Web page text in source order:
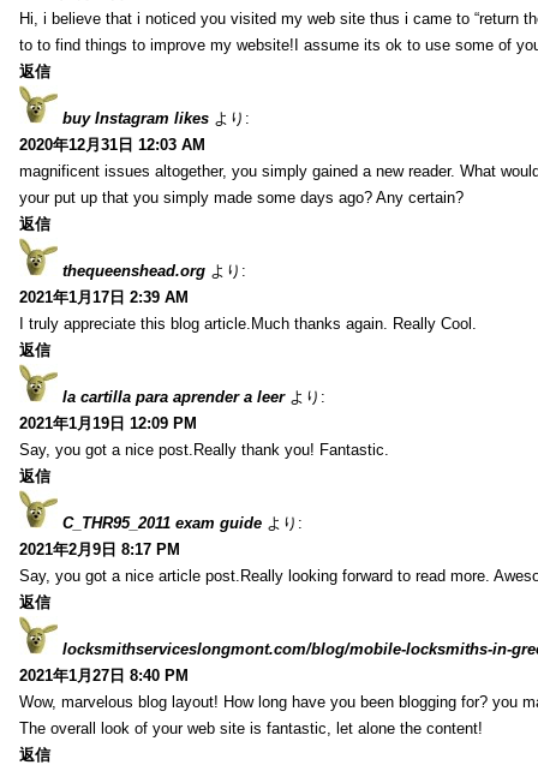
Hi, i believe that i noticed you visited my web site thus i came to “return
to to find things to improve my website!I assume its ok to use some of
返信
buy Instagram likes より:
2020年12月31日 12:03 AM
magnificent issues altogether, you simply gained a new reader. What
your put up that you simply made some days ago? Any certain?
返信
thequeenshead.org より:
2021年1月17日 2:39 AM
I truly appreciate this blog article.Much thanks again. Really Cool.
返信
la cartilla para aprender a leer より:
2021年1月19日 12:09 PM
Say, you got a nice post.Really thank you! Fantastic.
返信
C_THR95_2011 exam guide より:
2021年2月9日 8:17 PM
Say, you got a nice article post.Really looking forward to read more.
返信
locksmithserviceslongmont.com/blog/mobile-locksmiths-in-
2021年1月27日 8:40 PM
Wow, marvelous blog layout! How long have you been blogging for? you
The overall look of your web site is fantastic, let alone the content!
返信